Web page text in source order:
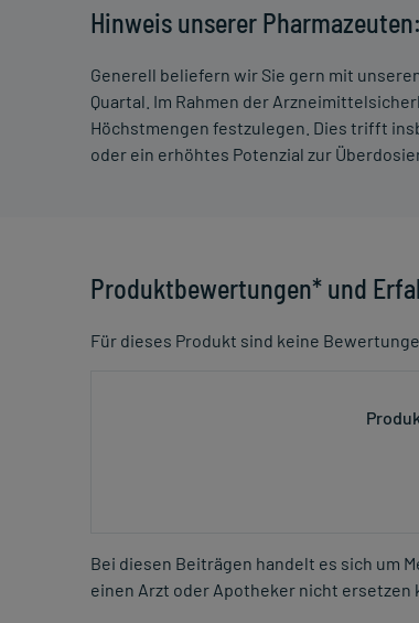
Hinweis unserer Pharmazeuten:
Generell beliefern wir Sie gern mit
Quartal. Im Rahmen der
Höchstmengen festzulegen. Dies trifft
oder ein erhöhtes Potenzial zur
Produktbewertungen* und
Für dieses Produkt sind keine
Bei diesen Beiträgen handelt es sich um
einen Arzt oder Apotheker nicht ersetzen